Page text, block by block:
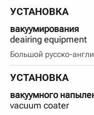
УСТАНОВКА
вакуумирования
deairing equipment
Большой русско-
УСТАНОВКА
вакуумного
vacuum coater